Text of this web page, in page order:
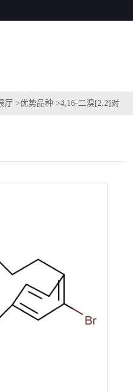
厅 >优势品种 >4,16-二溴[2.2]对